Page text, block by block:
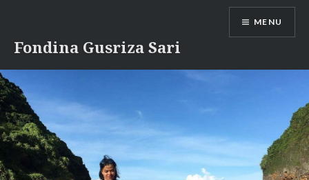
content
Fondina Gusriza Sari
MENU